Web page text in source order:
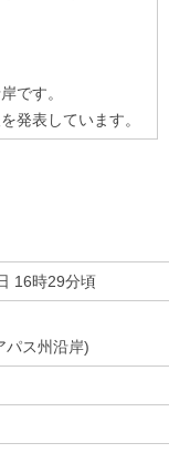
です。
発表しています。
16時29分頃
パス州沿岸)